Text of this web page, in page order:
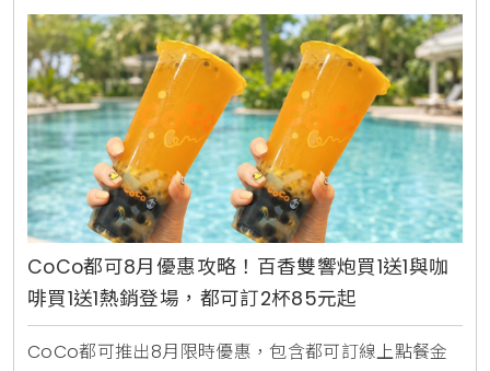
CoCo都可8月優惠攻略！百香雙響炮買1送1與咖
啡買1送1熱銷登場，都可訂2杯85元起
CoCo都可推出8月限時優惠，包含都可訂線上點餐金